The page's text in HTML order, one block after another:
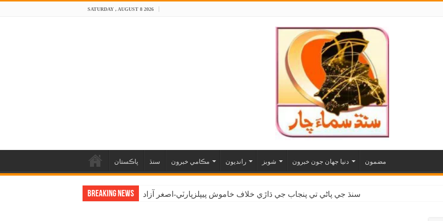
SATURDAY , AUGUST 8 2026
پاڪستان سنڌ مڪامي خبرون رانديون شوبز دنيا جهان جون خبرون مضمون
Breaking News سنڌ جي پاڻي تي پنجاب جي ڌاڙي خلاف خاموش پيپلزپارٽي-اصغر آزاد